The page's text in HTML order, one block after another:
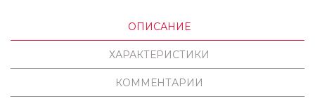
ОПИСАНИЕ
ХАРАКТЕРИСТИКИ
КОММЕНТАРИИ